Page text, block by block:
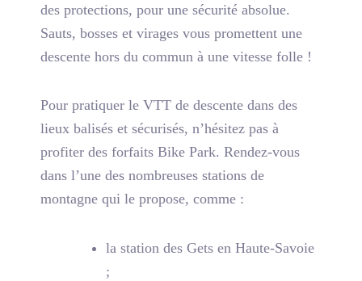
des protections, pour une sécurité absolue.
Sauts, bosses et virages vous promettent une
descente hors du commun à une vitesse folle !
Pour pratiquer le VTT de descente dans des
lieux balisés et sécurisés, n’hésitez pas à
profiter des forfaits Bike Park. Rendez-vous
dans l’une des nombreuses stations de
montagne qui le propose, comme :
la station des Gets en Haute-Savoie
;